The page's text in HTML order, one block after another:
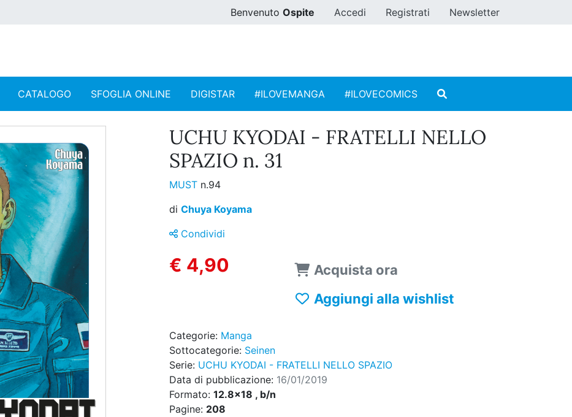
Benvenuto Ospite Accedi Registrati Newsletter
CATALOGO SFOGLIA ONLINE DIGISTAR #ILOVEMANGA #ILOVECOMICS
UCHU KYODAI - FRATELLI NELLO
SPAZIO n. 31
MUST n.94
di Chuya Koyama
Condividi
€ 4,90
Acquista ora
Aggiungi alla wishlist
Categorie: Manga
Sottocategorie: Seinen
Serie: UCHU KYODAI - FRATELLI NELLO SPAZIO
Data di pubblicazione: 16/01/2019
Formato: 12.8x18 , b/n
Pagine: 208